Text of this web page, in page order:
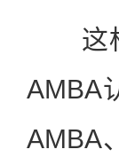
这标
AMBA
AMBA